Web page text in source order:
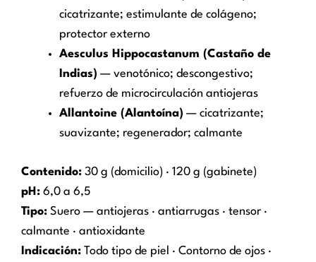
cicatrizante; estimulante de colágeno;
protector externo
Aesculus Hippocastanum (Castaño de
Indias) — venotónico; descongestivo;
refuerzo de microcirculación antiojeras
Allantoine (Alantoína) — cicatrizante;
suavizante; regenerador; calmante
Contenido: 30 g (domicilio) · 120 g (gabinete)
pH: 6,0 a 6,5
Tipo: Suero — antiojeras · antiarrugas · tensor ·
calmante · antioxidante
Indicación: Todo tipo de piel · Contorno de ojos ·